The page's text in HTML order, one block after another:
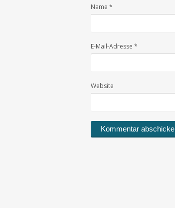
Name *
E-Mail-Adresse *
Website